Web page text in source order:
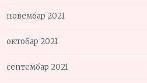
новембар 2021
октобар 2021
септембар 2021